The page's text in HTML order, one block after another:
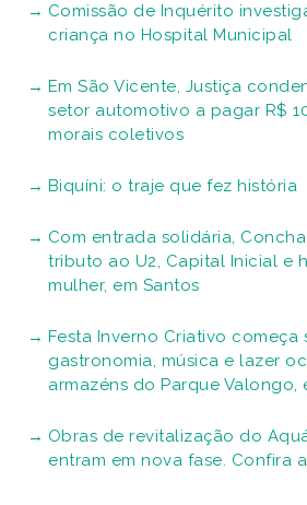
Comissão de Inquérito
criança no Hospital Municipal
Em São Vicente, Justiça
setor automotivo a pagar R$
morais coletivos
Biquíni: o traje que fez história
Com entrada solidária,
tributo ao U2, Capital Inicial e
mulher, em Santos
Festa Inverno Criativo começa
gastronomia, música e lazer
armazéns do Parque Valongo,
Obras de revitalização do
entram em nova fase. Confira